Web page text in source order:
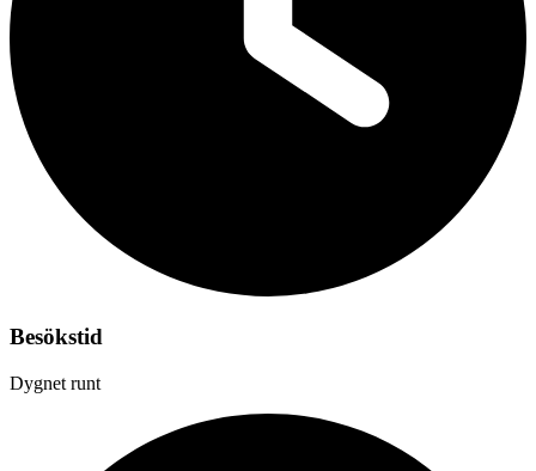
Besökstid
Dygnet runt